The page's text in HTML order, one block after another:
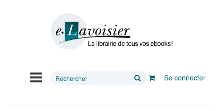
Rechercher
Se connecter